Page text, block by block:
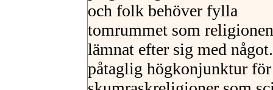
och folk behöver fylla
tomrummet som religionen
lämnat efter sig med
påtaglig högkonjunktur för